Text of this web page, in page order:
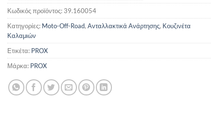
Κωδικός προϊόντος: 39.160054
Κατηγορίες: Moto-Off-Road, Ανταλλακτικά Ανάρτησης, Κουζινέτα
Καλαμιών
Ετικέτα: PROX
Μάρκα: PROX